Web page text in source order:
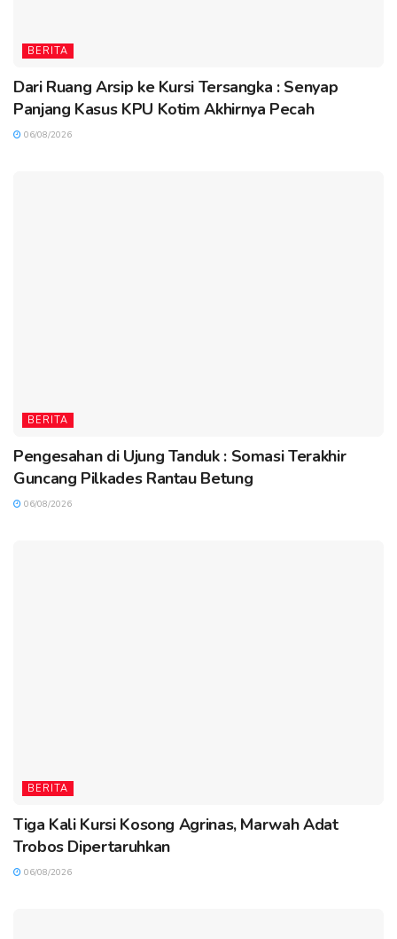
BERITA
Dari Ruang Arsip ke Kursi Tersangka : Senyap
Panjang Kasus KPU Kotim Akhirnya Pecah
06/08/2026
BERITA
Pengesahan di Ujung Tanduk : Somasi Terakhir
Guncang Pilkades Rantau Betung
06/08/2026
BERITA
Tiga Kali Kursi Kosong Agrinas, Marwah Adat
Trobos Dipertaruhkan
06/08/2026